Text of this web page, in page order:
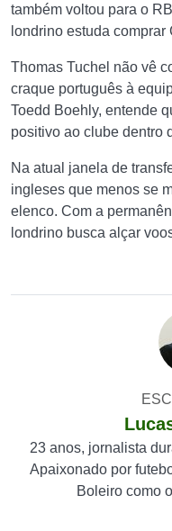
também voltou para o
londrino estuda comprar
Thomas Tuchel não vê
craque português à
Toedd Boehly, entende
positivo ao clube dentro
Na atual janela de
ingleses que menos se
elenco. Com a
londrino busca alçar
23 anos, jornalista
Apaixonado por
Boleiro como